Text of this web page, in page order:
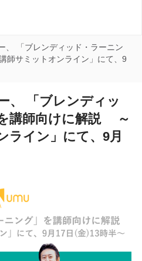
、 「ブレンディッド・ラーニン
サミットオンライン」にて、9
、 「ブレンディッ
講師向けに解説 ～
ライン」にて、9月